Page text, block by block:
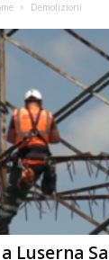
Demolizioni
Luserna